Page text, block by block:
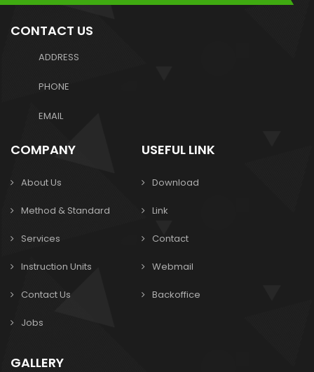
CONTACT US
ADDRESS
PHONE
EMAIL
COMPANY
About Us
Method & Standard
Services
Instruction Units
Contact Us
Jobs
USEFUL LINK
Download
Link
Contact
Webmail
Backoffice
GALLERY